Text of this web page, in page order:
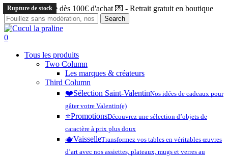
Skip
to
main
content
Livraison offerte dès 100€ d'achat 💌 - Retrait gratuit en boutique
Search
Close
Search
search
account
0
Tous les produits
Two Column
Les marques & créateurs
Third Column
❤️​Sélection Saint-ValentinNos idées de cadeaux pour
gâter votre Valentin(e)
⭐️PromotionsDécouvrez une sélection d’objets de
caractère à prix plus doux
🫖VaisselleTransformez vos tables en véritables œuvres
d’art avec nos assiettes, plateaux, mugs et verres au
Rupture de stock
Rupture de stock
Rupture de stock
Rupture de stock
Rupture de stock
Rupture de stock
Rupture de stock
Rupture de stock
Rupture de stock